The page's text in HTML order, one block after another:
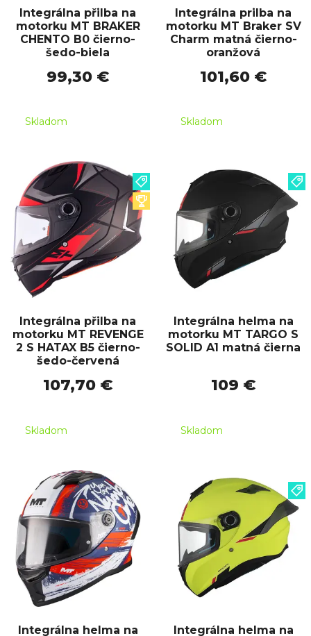
Integrálna přilba na
motorku MT BRAKER
CHENTO B0 čierno-
šedo-biela
99,30 €
Skladom
Integrálna prilba na
motorku MT Braker SV
Charm matná čierno-
oranžová
101,60 €
Skladom
Integrálna přilba na
motorku MT REVENGE
2 S HATAX B5 čierno-
šedo-červená
107,70 €
Skladom
Integrálna helma na
motorku MT TARGO S
SOLID A1 matná čierna
109 €
Skladom
Integrálna helma na
Integrálna helma na